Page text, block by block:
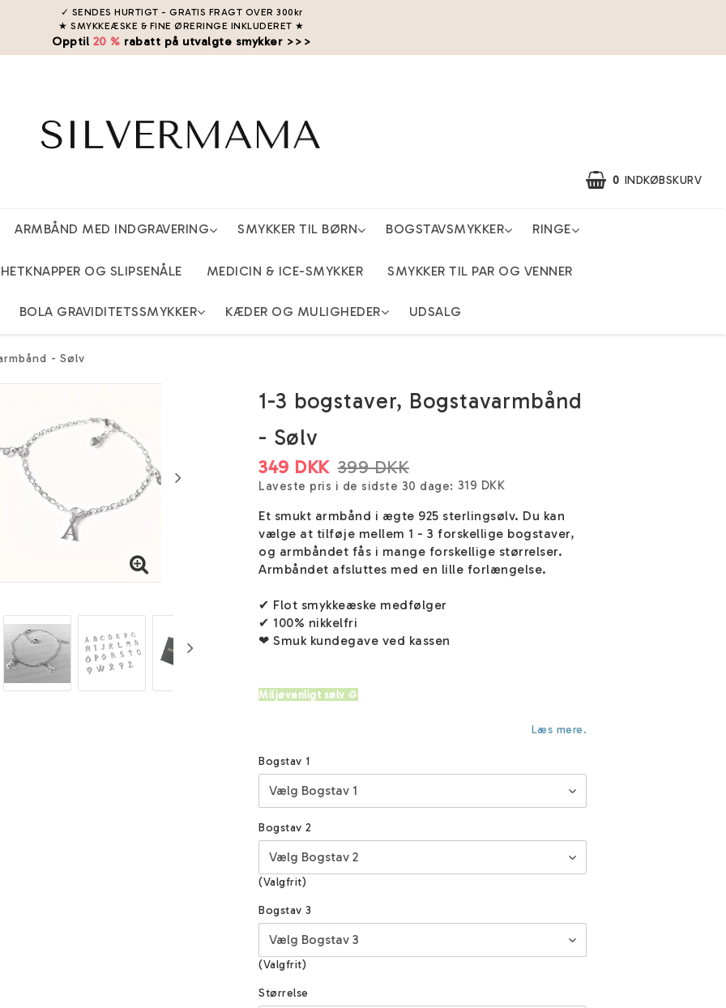
✓ SENDES HURTIGT - GRATIS FRAGT OVER 300kr
★ SMYKKEÆSKE & FINE ØRERINGE INKLUDERET ★
Opptil 20 % rabatt på utvalgte smykker >>>
0 INDKØBSKURV
ARMBÅND MED INDGRAVERING SMYKKER TIL BØRN BOGSTAVSMYKKER RINGE
OG SLIPSENÅLE MEDICIN & ICE-SMYKKER SMYKKER TIL PAR OG VENNER
BOLA GRAVIDITETSSMYKKER KÆDER OG MULIGHEDER UDSALG
- Sølv
1-3 bogstaver, Bogstavarmbånd
- Sølv
399 DKK
349 DKK
Laveste pris i de sidste 30 dage 319 DKK
Et smukt armbånd i ægte 925 sterlingsølv. Du kan
vælge at tilføje mellem 1 - 3 forskellige bogstaver,
og armbåndet fås i mange forskellige størrelser.
Armbåndet afsluttes med en lille forlængelse.
✔ Flot smykkeæske medfølger
✔ 100% nikkelfri
❤ Smuk kundegave ved kassen
Miljøvenligt sølv ♲
Læs mere.
Bogstav 1
Bogstav 2
(Valgfrit)
Bogstav 3
(Valgfrit)
Størrelse